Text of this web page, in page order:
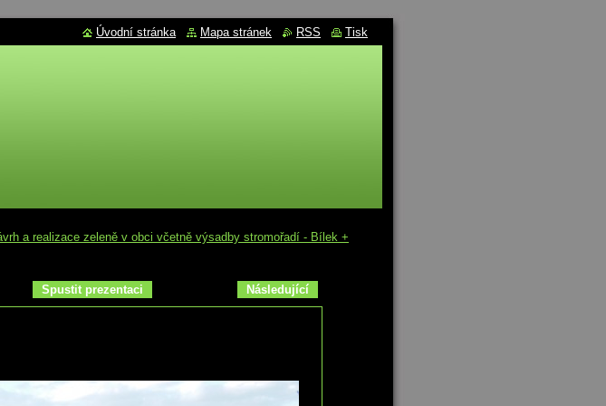
a realizace zeleně v obci včetně výsadby stromořadí - Bílek +
Spustit prezentaci Následující
Úvodní stránka Mapa stránek RSS Tisk